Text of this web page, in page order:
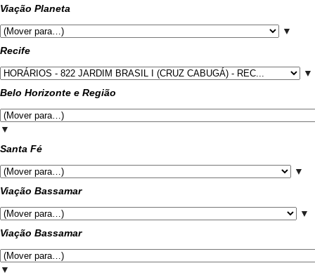
Viação Planeta
▼
Recife
▼
Belo Horizonte e Região
▼
Santa Fé
▼
Viação Bassamar
▼
Viação Bassamar
▼